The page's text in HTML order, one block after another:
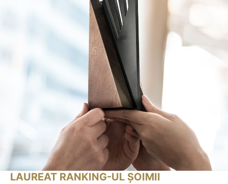
LAUREAT RANKING-UL ȘOIMII